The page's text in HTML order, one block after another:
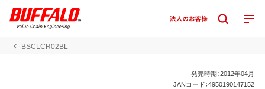
BSCLCR02BL
発売時期：2012年04月
JANコード：4950190147152